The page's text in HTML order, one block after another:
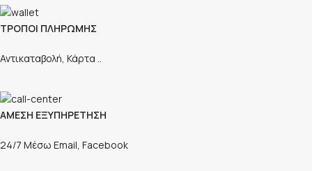
ΤΡΟΠΟΙ ΠΛΗΡΩΜΗΣ
Αντικαταβολή, Κάρτα ..
ΑΜΕΣΗ ΕΞΥΠΗΡΕΤΗΣΗ
24/7 Μέσω Email, Facebook